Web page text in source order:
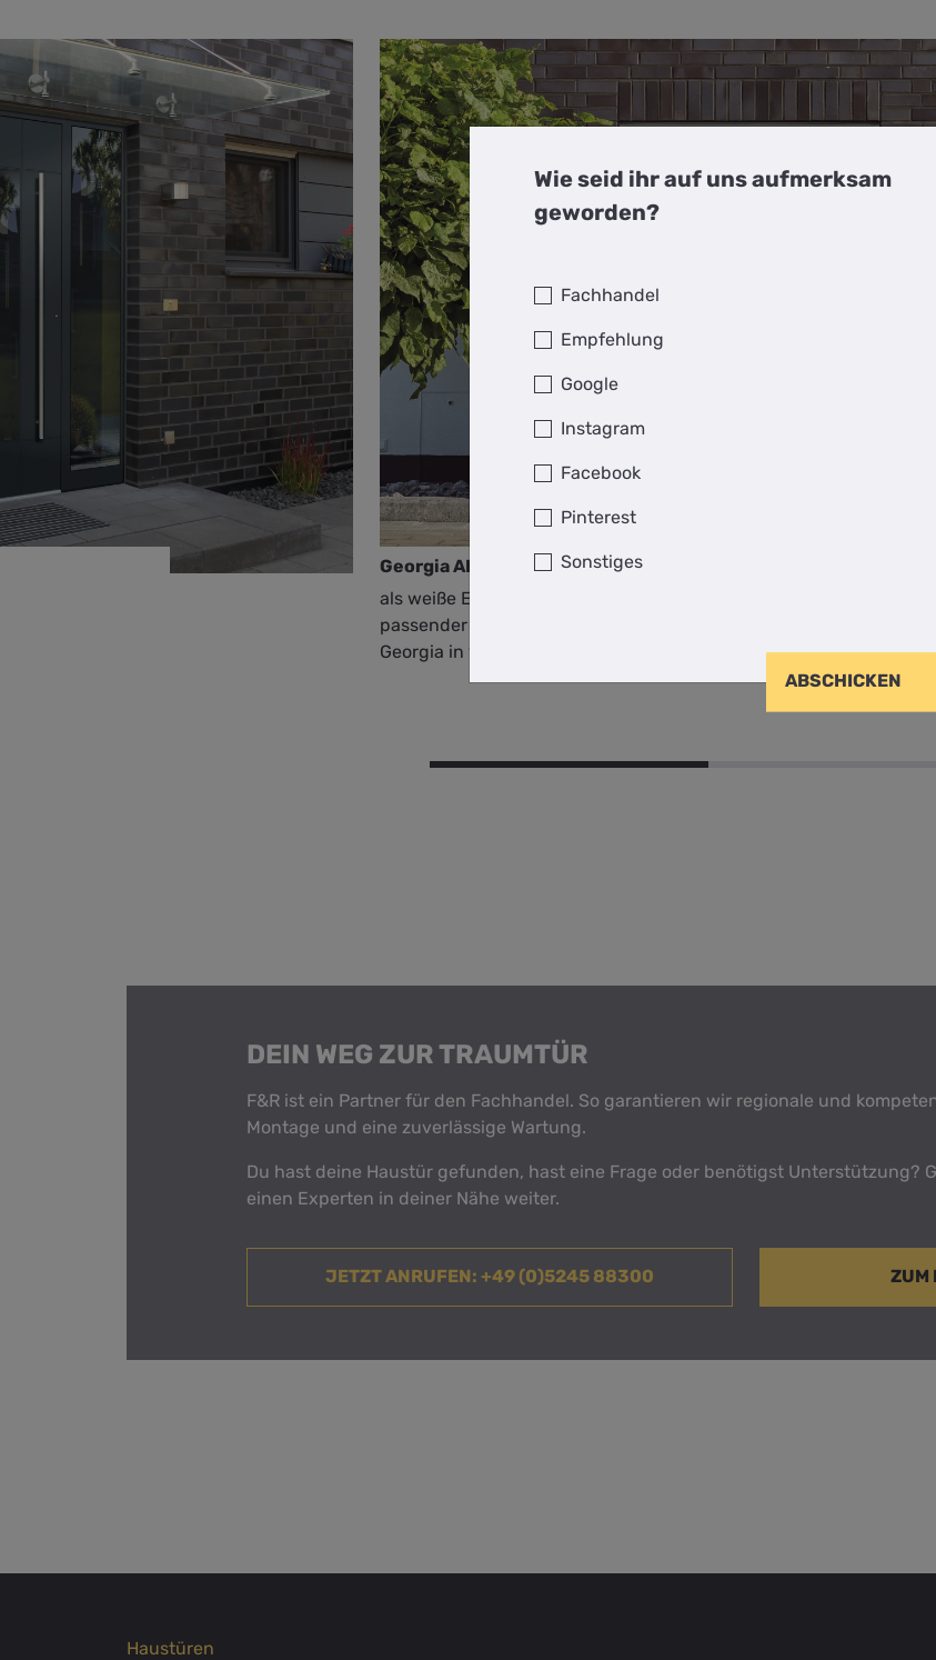
Wie seid ihr auf uns aufmerksam
geworden?
Fachhandel
Empfehlung
Google
Instagram
Facebook
Pinterest
Sonstiges
ABSCHICKEN
Georgia AKR
als weiße Einsatzfüllung mit Sandstrahlverglasung Senso und
passender Seitenteilverglasung und unserem Stangengriff
Georgia in 1400 mm
DEIN WEG ZUR TRAUMTÜR
F&R ist ein Partner für den Fachhandel. So garantieren wir regionale und
Montage und eine zuverlässige Wartung.
Du hast deine Haustür gefunden, hast eine Frage oder benötigst Unterstützung?
einen Experten in deiner Nähe weiter.
JETZT ANRUFEN: +49 (0)5245 88300 ZUM
Haustüren